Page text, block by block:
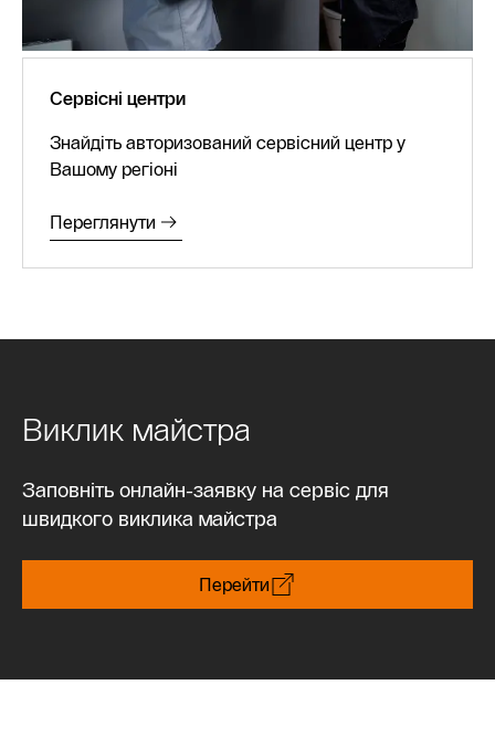
Сервісні центри
Знайдіть авторизований сервісний центр у
Вашому регіоні
Переглянути
Виклик майстра
Заповніть онлайн-заявку на сервіс для
швидкого виклика майстра
Перейти